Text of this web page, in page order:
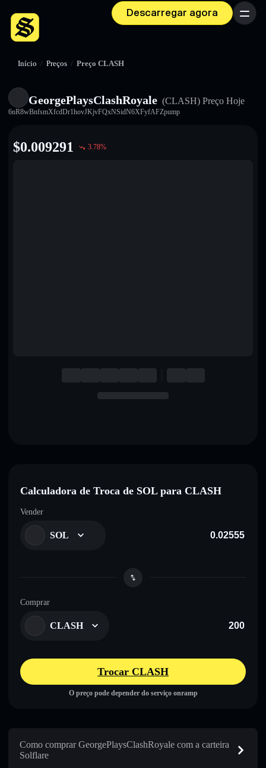
Descarregar agora Menu
Início / Preços / Preço CLASH
GeorgePlaysClashRoyale (CLASH) Preço Hoje
6nR8wBnfsmXfcdDr1hovJKjvFQxNSidN6XFyfAFZpump
$0.009291 3.78%
Calculadora de Troca de SOL para CLASH
Vender
SOL
Comprar
CLASH
Trocar CLASH
O preço pode depender do serviço onramp
Como comprar GeorgePlaysClashRoyale com a carteira
Solflare